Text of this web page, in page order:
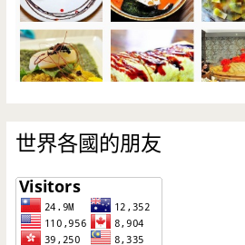
世界各國的朋友